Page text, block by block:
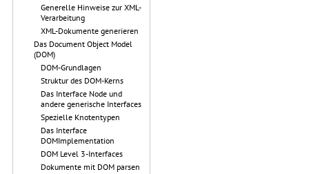
Generelle Hinweise zur XML-
Verarbeitung
XML-Dokumente generieren
Das Document Object Model
(DOM)
DOM-Grundlagen
Struktur des DOM-Kerns
Das Interface Node und
andere generische Interfaces
Spezielle Knotentypen
Das Interface
DOMImplementation
DOM Level 3-Interfaces
Dokumente mit DOM parsen